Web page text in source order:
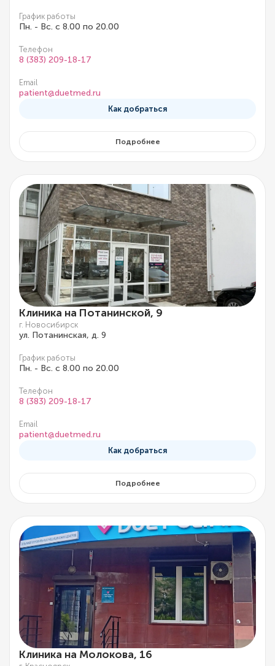
График работы
Пн. - Вс. с 8.00 по 20.00
Телефон
8 (383) 209-18-17
Email
patient@duetmed.ru
Как добраться
Подробнее
Клиника на Потанинской, 9
г. Новосибирск
ул. Потанинская, д. 9
График работы
Пн. - Вс. с 8.00 по 20.00
Телефон
8 (383) 209-18-17
Email
patient@duetmed.ru
Как добраться
Подробнее
Клиника на Молокова, 16